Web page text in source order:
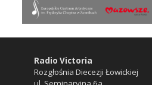
Radio Victoria
Rozgłośnia Diecezji Łowickiej